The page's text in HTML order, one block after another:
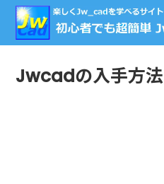
Jwcadの入手方法